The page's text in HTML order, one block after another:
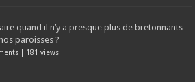
quand il n’y a presque plus de bretonnants
paroisses ?
| 181 views